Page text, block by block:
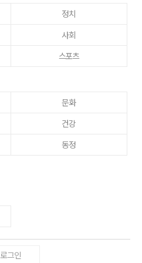
정치
사회
스포츠
문화
건강
동정
로그인